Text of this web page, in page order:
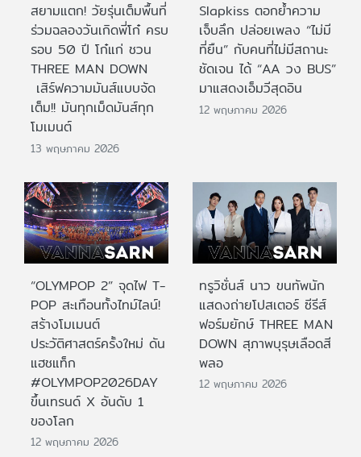
สยามแตก! วัยรุ่นเต็มพื้นที่
ร่วมฉลองวันเกิดพี่โก๋ ครบ
รอบ 50 ปี โก๋แก่ ชวน
THREE MAN DOWN
เสิร์ฟความมันส์แบบจัด
เต็ม!! มันทุกเม็ดมันส์ทุก
โมเมนต์
13 พฤษภาคม 2026
Slapkiss ตอกย้ำความ
เจ็บลึก ปล่อยเพลง “ไม่มี
ที่ยืน” กับคนที่ไม่มีสถานะ
ชัดเจน ได้ “AA วง BUS”
มาแสดงเอ็มวีสุดอิน
12 พฤษภาคม 2026
“OLYMPOP 2” จุดไฟ T-
POP สะเทือนทั้งไทม์ไลน์!
สร้างโมเมนต์
ประวัติศาสตร์ครั้งใหม่ ดัน
แฮชแท็ก
#OLYMPOP2026DAY
ขึ้นเทรนด์ X อันดับ 1
ของโลก
12 พฤษภาคม 2026
ทรูวิชั่นส์ นาว ขนทัพนัก
แสดงถ่ายโปสเตอร์ ซีรีส์
ฟอร์มยักษ์ THREE MAN
DOWN สุภาพบุรุษเลือดสี
พลอ
12 พฤษภาคม 2026